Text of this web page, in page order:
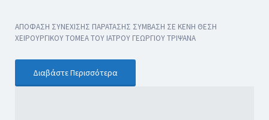
ΑΠΟΦΑΣΗ ΣΥΝΕΧΙΣΗΣ ΠΑΡΑΤΑΣΗΣ ΣΥΜΒΑΣΗ ΣΕ ΚΕΝΗ ΘΕΣΗ
ΧΕΙΡΟΥΡΓΙΚΟΥ ΤΟΜΕΑ ΤΟΥ ΙΑΤΡΟΥ ΓΕΩΡΓΙΟΥ ΤΡΙΨΑΝΑ
Διαβάστε Περισσότερα